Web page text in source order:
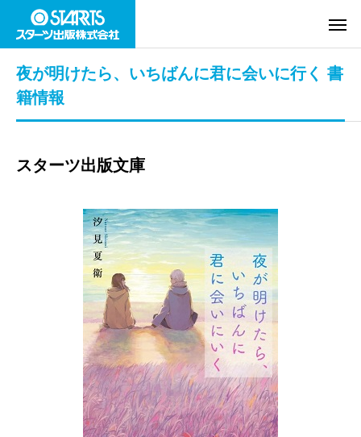
夜が明けたら、いちばんに君に会いに行く 書
籍情報
スターツ出版文庫